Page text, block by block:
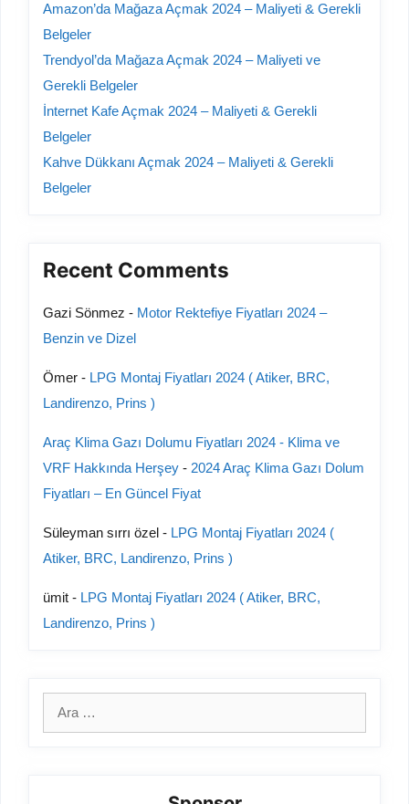
Amazon’da Mağaza Açmak 2024 – Maliyeti & Gerekli
Belgeler
Trendyol’da Mağaza Açmak 2024 – Maliyeti ve
Gerekli Belgeler
İnternet Kafe Açmak 2024 – Maliyeti & Gerekli
Belgeler
Kahve Dükkanı Açmak 2024 – Maliyeti & Gerekli
Belgeler
Recent Comments
Gazi Sönmez - Motor Rektefiye Fiyatları 2024 –
Benzin ve Dizel
Ömer - LPG Montaj Fiyatları 2024 ( Atiker, BRC,
Landirenzo, Prins )
Araç Klima Gazı Dolumu Fiyatları 2024 - Klima ve
VRF Hakkında Herşey - 2024 Araç Klima Gazı Dolum
Fiyatları – En Güncel Fiyat
Süleyman sırrı özel - LPG Montaj Fiyatları 2024 (
Atiker, BRC, Landirenzo, Prins )
ümit - LPG Montaj Fiyatları 2024 ( Atiker, BRC,
Landirenzo, Prins )
için
ara